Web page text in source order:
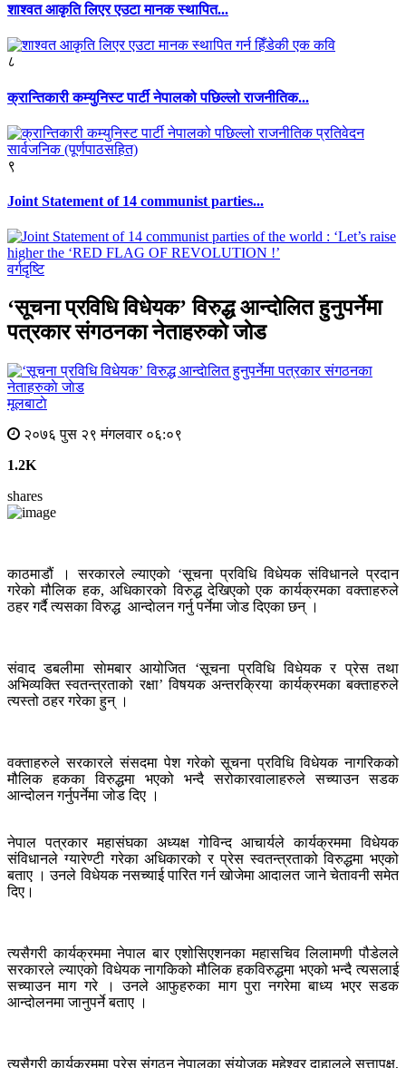
शाश्वत आकृति लिएर एउटा मानक स्थापित...
८
क्रान्तिकारी कम्युनिस्ट पार्टी नेपालको पछिल्लो राजनीतिक...
९
Joint Statement of 14 communist parties...
वर्गदृष्टि
‘सूचना प्रविधि विधेयक’ विरुद्ध आन्दाेलित हुनुपर्नेमा
पत्रकार संगठनका नेताहरुकाे जाेड
मूलबाटाे
२०७६ पुस २९ मंगलवार ०६:०९
1.2K
shares
काठमाडौं । सरकारले ल्याएकाे ‘सूचना प्रविधि विधेयक संविधानले प्रदान
गरेको मौलिक हक, अधिकारको विरुद्ध देखिएको एक कार्यक्रमका वक्ताहरुले
ठहर गर्दै त्यसका विरुद्ध आन्दाेलन गर्नु पर्नेमा जाेड दिएका छन् ।
संवाद डबलीमा साेमबार आयोजित ‘सूचना प्रविधि विधेयक र प्रेस तथा
अभिव्यक्ति स्वतन्त्रताको रक्षा’ विषयक अन्तरक्रिया कार्यक्रमका बक्ताहरुले
त्यस्तो ठहर गरेका हुन् ।
वक्ताहरुले सरकारले संसदमा पेश गरेको सूचना प्रविधि विधेयक नागरिकको
मौलिक हकका विरुद्धमा भएको भन्दै सरोकारवालाहरुले सच्याउन सडक
आन्दोलन गर्नुपर्नेमा जोड दिए ।
नेपाल पत्रकार महासंघका अध्यक्ष गोविन्द आचार्यले कार्यक्रममा विधेयक
संविधानले ग्यारेण्टी गरेका अधिकारको र प्रेस स्वतन्त्रताको विरुद्धमा भएको
बताए । उनले विधेयक नसच्याई पारित गर्न खोजेमा आदालत जाने चेतावनी समेत
दिए।
त्यसैगरी कार्यक्रममा नेपाल बार एशोसिएशनका महासचिव लिलामणी पौडेलले
सरकारले ल्याएको विधेयक नागकिको मौलिक हकविरुद्धमा भएको भन्दै त्यसलाई
सच्याउन माग गरे । उनले आफुहरुका माग पुरा नगरेमा बाध्य भएर सडक
आन्दोलनमा जानुपर्ने बताए ।
त्यसैगरी कार्यक्रममा प्रेस संगठन नेपालका संयोजक महेश्वर दाहालले सत्तापक्ष,